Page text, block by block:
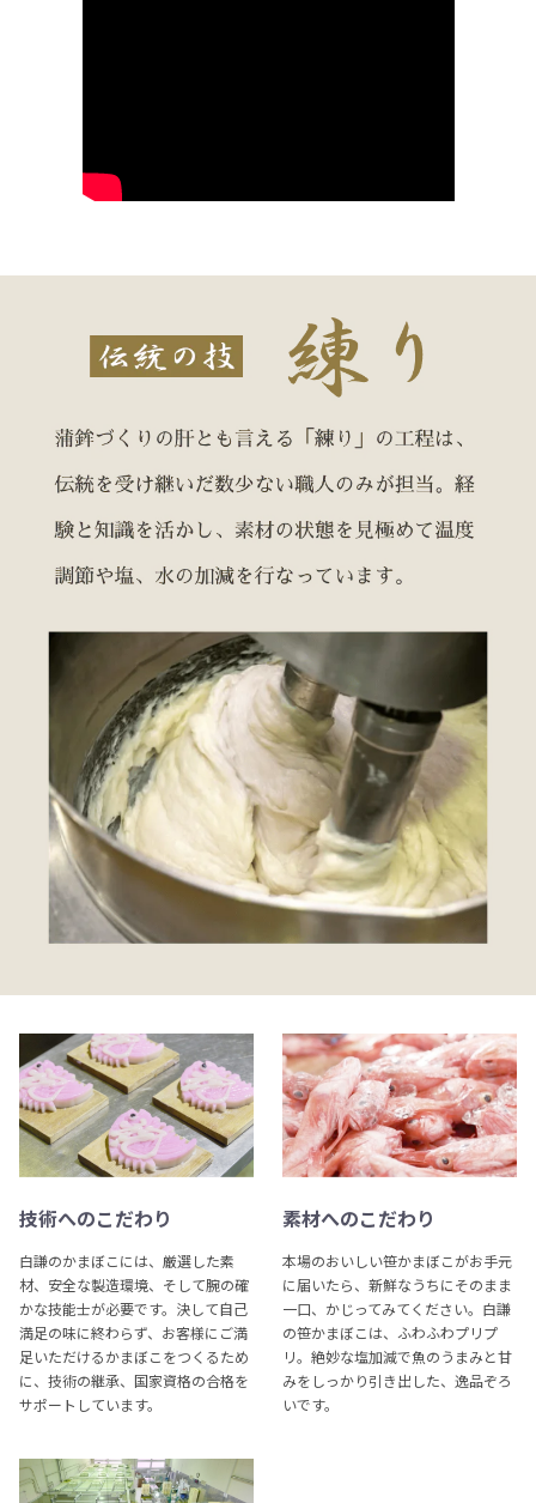
技術へのこだわり
白謙のかまぼこには、厳選した素
材、安全な製造環境、そして腕の確
かな技能士が必要です。決して自己
満足の味に終わらず、お客様にご満
足いただけるかまぼこをつくるため
に、技術の継承、国家資格の合格を
サポートしています。
素材へのこだわり
本場のおいしい笹かまぼこがお手元
に届いたら、新鮮なうちにそのまま
一口、かじってみてください。白謙
の笹かまぼこは、ふわふわプリプ
リ。絶妙な塩加減で魚のうまみと甘
みをしっかり引き出した、逸品ぞろ
いです。